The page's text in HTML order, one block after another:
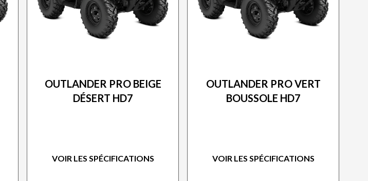
OUTLANDER PRO BEIGE
DÉSERT HD7
VOIR LES SPÉCIFICATIONS
OUTLANDER PRO VERT
BOUSSOLE HD7
VOIR LES SPÉCIFICATIONS